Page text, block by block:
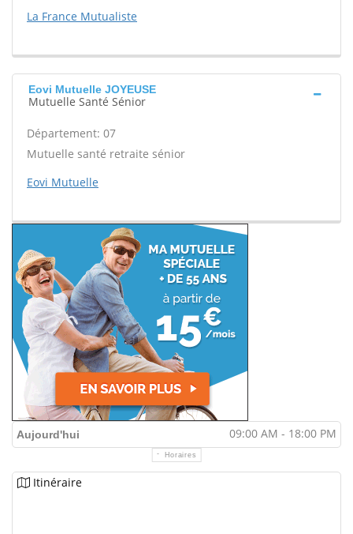
La France Mutualiste
Eovi Mutuelle JOYEUSE
Mutuelle Santé Sénior
Département: 07
Mutuelle santé retraite sénior
Eovi Mutuelle
Aujourd'hui 09:00 AM - 18:00 PM
Horaires
Itinéraire